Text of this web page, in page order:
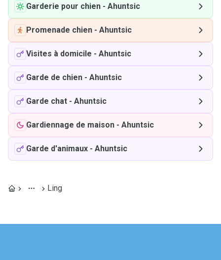
Garderie pour chien - Ahuntsic
Promenade chien - Ahuntsic
Visites à domicile - Ahuntsic
Garde de chien - Ahuntsic
Garde chat - Ahuntsic
Gardiennage de maison - Ahuntsic
Garde d'animaux - Ahuntsic
Ling